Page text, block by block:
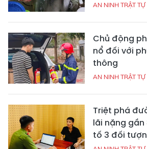
AN NINH TRẬT TỰ
Chủ động
nổ đối với
thông
AN NINH TRẬT TỰ
Triệt phá
lãi nặng
tố 3 đối